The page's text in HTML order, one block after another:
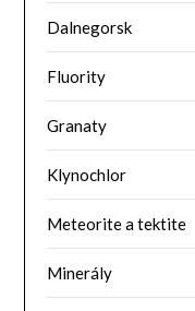
Dalnegorsk
Fluority
Granaty
Klynochlor
Meteorite a tektite
Minerály